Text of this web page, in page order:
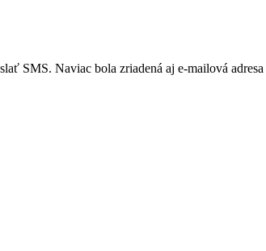
SMS. Naviac bola zriadená aj e-mailová adresa